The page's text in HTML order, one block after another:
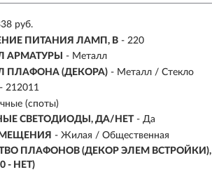
руб.
ПИТАНИЯ ЛАМП, В - 220
АРМАТУРЫ
- Металл
ПЛАФОНА (ДЕКОРА) - Металл / Стекло
- 212011
(споты)
СВЕТОДИОДЫ, ДА/НЕТ - Да
- Жилая / Общественная
ПЛАФОНОВ (ДЕКОР ЭЛЕМ ВСТРОЙКИ),
- НЕТ)